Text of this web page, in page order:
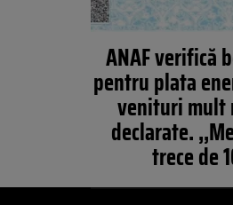
ANAF verifică
pentru plata
venituri mult
declarate.
trece de